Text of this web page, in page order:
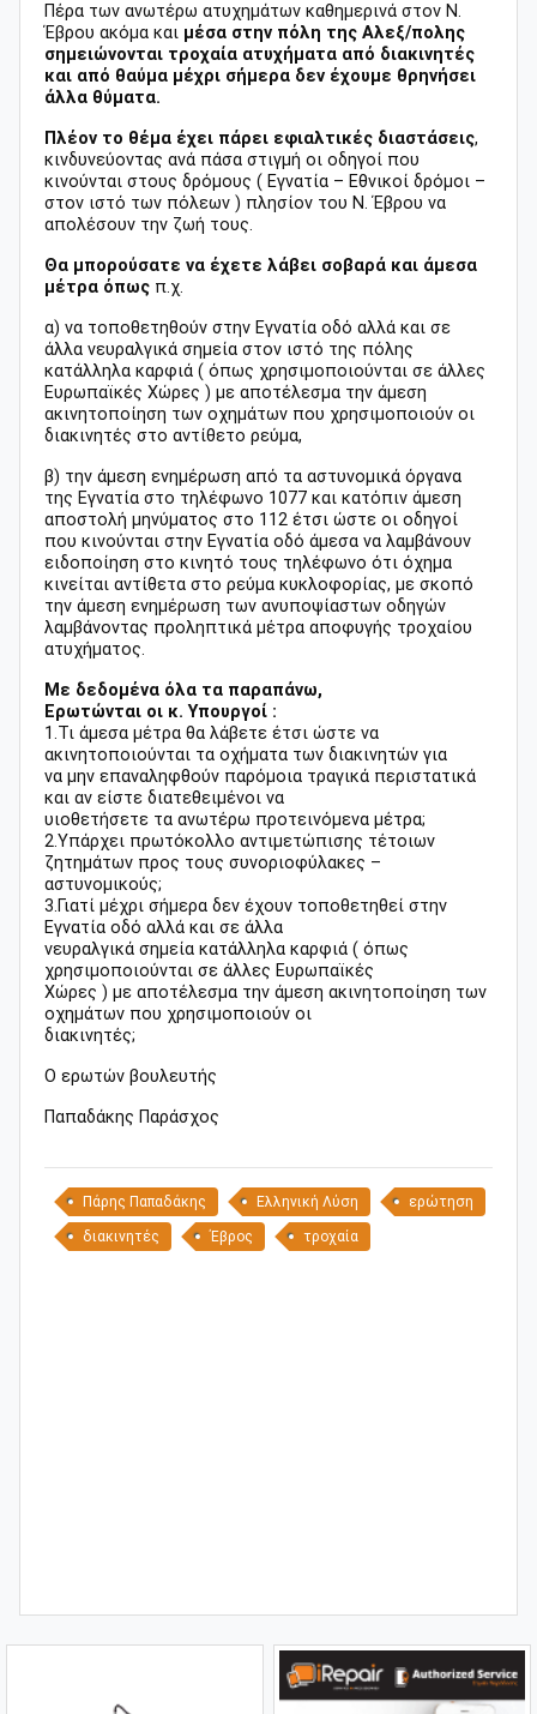
Πέρα των ανωτέρω ατυχημάτων καθημερινά στον Ν.
Έβρου ακόμα και μέσα στην πόλη της Αλεξ/πολης
σημειώνονται τροχαία ατυχήματα από διακινητές
και από θαύμα μέχρι σήμερα δεν έχουμε θρηνήσει
άλλα θύματα.
Πλέον το θέμα έχει πάρει εφιαλτικές διαστάσεις,
κινδυνεύοντας ανά πάσα στιγμή οι οδηγοί που
κινούνται στους δρόμους ( Εγνατία – Εθνικοί δρόμοι –
στον ιστό των πόλεων ) πλησίον του Ν. Έβρου να
απολέσουν την ζωή τους.
Θα μπορούσατε να έχετε λάβει σοβαρά και άμεσα
μέτρα όπως π.χ.
α) να τοποθετηθούν στην Εγνατία οδό αλλά και σε
άλλα νευραλγικά σημεία στον ιστό της πόλης
κατάλληλα καρφιά ( όπως χρησιμοποιούνται σε άλλες
Ευρωπαϊκές Χώρες ) με αποτέλεσμα την άμεση
ακινητοποίηση των οχημάτων που χρησιμοποιούν οι
διακινητές στο αντίθετο ρεύμα,
β) την άμεση ενημέρωση από τα αστυνομικά όργανα
της Εγνατία στο τηλέφωνο 1077 και κατόπιν άμεση
αποστολή μηνύματος στο 112 έτσι ώστε οι οδηγοί
που κινούνται στην Εγνατία οδό άμεσα να λαμβάνουν
ειδοποίηση στο κινητό τους τηλέφωνο ότι όχημα
κινείται αντίθετα στο ρεύμα κυκλοφορίας, με σκοπό
την άμεση ενημέρωση των ανυποψίαστων οδηγών
λαμβάνοντας προληπτικά μέτρα αποφυγής τροχαίου
ατυχήματος.
Με δεδομένα όλα τα παραπάνω,
Ερωτώνται οι κ. Υπουργοί :
1.Τι άμεσα μέτρα θα λάβετε έτσι ώστε να
ακινητοποιούνται τα οχήματα των διακινητών για
να μην επαναληφθούν παρόμοια τραγικά περιστατικά
και αν είστε διατεθειμένοι να
υιοθετήσετε τα ανωτέρω προτεινόμενα μέτρα;
2.Υπάρχει πρωτόκολλο αντιμετώπισης τέτοιων
ζητημάτων προς τους συνοριοφύλακες –
αστυνομικούς;
3.Γιατί μέχρι σήμερα δεν έχουν τοποθετηθεί στην
Εγνατία οδό αλλά και σε άλλα
νευραλγικά σημεία κατάλληλα καρφιά ( όπως
χρησιμοποιούνται σε άλλες Ευρωπαϊκές
Χώρες ) με αποτέλεσμα την άμεση ακινητοποίηση των
οχημάτων που χρησιμοποιούν οι
διακινητές;
Ο ερωτών βουλευτής
Παπαδάκης Παράσχος
Πάρης Παπαδάκης Ελληνική Λύση ερώτηση
διακινητές Έβρος τροχαία